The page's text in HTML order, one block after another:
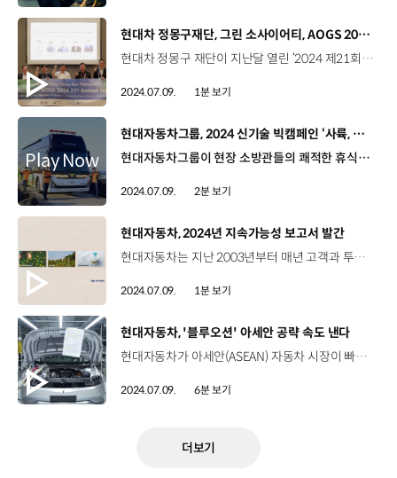
[동영상]
현대차 정몽구재단, 그린 소사이어티, AOGS 2024 세션 참가
현대차 정몽구 재단이 지난달 열린 ‘2024 제21회 아시아·오세아니아 지구과학총회(AOGS)’에서 지구과학계 전문가를 대상으로 ‘K-기후테크 스타트업 세션’을 개최했습니다. 이번 총회에서 현대차 정몽구 재단은 패널 세션 ‘랩 투 소사이어티: K- 기후테크 기업가형 연구자’를 진행했는데요, K-기후테크 인재 육성 및 사업화 프로젝트인 ‘그린 소사이어티’ 소개를 시작으로 기후테크 스타트업 3개 팀의 기술창업 경험 발표와 함께 패널토의와 질의응답 시간을 가졌습니다. 현대차 정몽구 재단은 우리 삶의 터전인 지구를 지속가능한 상태로 후손에게 물려줄 수 있도록 혁신 기후기술과 지구과학 발전에 지속적인 투자를 해 나갈 계획입니다.
2024.07.09. 1분 보기
[동영상]
현대자동차그룹, 2024 신기술 빅캠페인 ‘사륙, 사칠‘ 영상 공개
현대자동차그룹이 현장 소방관들의 쾌적한 휴식을 위한 소방관 회복지원 수소전기버스 이야기를 그린 캠페인 영상, ‘사륙, 사칠’을 공개했습니다. 영상의 제목인 ‘사륙, 사칠’은 ‘알겠나? 알았다’를 뜻하는 소방관들의 무전통신용어인데요, 이번 캠페인은 소방관들에게 회복지원 수소전기버스를 기증하는 프로젝트의 일환으로 현대자동차그룹과 소방청, 제주특별자치도간 협업으로 진행됐습니다. 선배 소방관이 후배 소방관에게 전하는 응원 편지 형식으로 구성된 캠페인 영상은 타인의 생명만큼 자신의 안전과 휴식 또한 중요하다는 내용을 담아냈는데요, 현직 소방관들이 출연하고, 강원소방본부 이창학 단장이 내레이션에 참여해 영상의 진정성을 더했습니다. 영상에 등장하는 회복지원차는 유니버스 FCEV를 기반으로 제작되어 제주소방본부에 배치된 8호차로 다양한 소방관들의 의견과 현대자동차그룹의 수소 기술이 만나 탄생했습니다. 수소연료전지 시스템이 탑재되어 소방관들이 휴식을 취할 때 외부 공기를 정화해 산소를 공급하고, 수소와 산소가 반응하여 생성한 전기로 차량을 운행합니다. 이 과정에서 별도의 배기가스 배출 없이 순수한 물 만을 배출하고 공회전 시에도 소음과 진동이 없는 쾌적한 상태를 유지할 수 있습니다. 현대자동차그룹은 ‘지속가능한 미래를 향한 올바른 움직임’이라는 사회책임 메시지 아래, 모빌리티 기술의 선한 활용을 보여주는 캠페인을 지속적으로 선보일 계획입니다.
2024.07.09. 2분 보기
[동영상]
현대자동차, 2024년 지속가능성 보고서 발간
현대자동차는 지난 2003년부터 매년 고객과 투자자 등 국내외 여러 이해관계자들과 적극적으로 소통하기 위해 지속가능성 보고서를 펴내고 있는데요, 환경, 사회, 지배구조 3개 파트로 구성된 이번 보고서는 철저히 검증된 콘텐츠와 데이터를 활용해 정보의 정확성과 신뢰성을 높이기 위해 노력했습니다. 현대자동차는 앞으로도 ESG 경영 내재화 노력을 통해 기업의 의무와 책임을 강화해 나갈 계획입니다.
2024.07.09. 1분 보기
[동영상]
현대자동차, '블루오션' 아세안 공략 속도 낸다
현대자동차가 아세안(ASEAN) 자동차 시장이 빠르게 변화하는 상황에서 인도네시아를 교두보로 삼아 아세안 지역 공략에 나섭니다. 정예은 리포터, 아세안 지역이 자동차 시장의 블루오션으로 떠오르고 있죠. 네, 아세안 지역은 차세대 자동차 시장 수요를 책임질 새로운 블루칩으로 주목받고 있는데요, 7억 명에 육박하는 내수시장에서 젊은 층을 중심으로 자동차 수요가 급증하고 있기 때문입니다. 자세한 내용 함께 보시죠 동남아국가연합, 아세안의 자동차 시장이 빠르게 변화하고 있습니다. 약 7억 명에 육박하는 아세안 인구의 평균 나이는 30세로 소비시장과 생산연령 인구 규모가 지속적으로 커지고 있는데요, 최근에는 젊은 층을 중심으로 합리적인 가격과 실용적인 사이즈를 갖춘 자동차 수요가 급증하고 있습니다. 그간 일본 자동차 제조사가 독점해온 시장이었지만, 최근 들어 전기차와 현지 특화 MPV 등 소비자가 선호하는 차종이 다양해지면서 한국과 중국 자동차 회사들이 앞다퉈 아세안 시장 공략에 공을 들이고 있습니다. 이러한 상황에서 현대자동차는 아세안 지역 내 자동차 판매 점유율 30%를 차지하는 인도네시아를 교두보로 삼아 아세안 시장 공략에 나섰습니다. 레이날디 세티아완 사장 / 현대자동차 딜러숍인도네시아에 현대자동차가 설립 된 이후 현재까지 고객들에게 좋은 인상과 영향을 미치고 있다고 생각합니다. 현대자동차는 더 새롭고 발전된 다양한 차종을 보유하고 있습니다. 그래서 고객들이 자동차를 구매할 때 선택의 폭이 넓어졌습니다. 현대자동차가 고객들에게 많은 영향과 좋은 인상을 주고 있다고 생각합니다. So I think since the first establishment of Huma brand Indonesia back then in 2020 now it is having a really good growth and good market share as well in Indonesia. So I think now what Hyundai did Indonesia is a really good strategy and we are having a lot of products to compete with other OEMs as well. 현대자동차는 2022년 9월 인도네시아 브카시 델타마스 공단에 현대자동차 아세안 최초 생산법인 HMMI를 준공하면서 아세안 시장 개척을 위한 행보를 이어왔는데요, HMMI는 가동 2년여 만에 해외 공장 가운데 유의미한 성과를 내고 있습니다. 김문구 실장/ 현대자동차 HMMI생산실현대자동차 인도네시아 공장은 연간 15만 대를 생산할 수 있고 증량 시 25만 대까지 생산을 할 수 있습니다. 현대자동차 인도네시아 공장은 22년 1월 크레타를 생산하고 그 이후 아이오닉 5, 싼타페, 스타게이저 등 4개 차종을 지금 생산하고 있고요. 이번에 코나 일렉트릭을 생산하게 되면 총 5개의 차종을 생산하게 됩니다. 품질 최우선으로 시장을 공략할 계획입니다. HMMI의 누적 판매대수는 올해 5월 말 기준 19만 2792대로 집계됐는데요, 6월 수치가 더해지면 상반기를 전후로 누적 20만 대 돌파가 유력한 상황입니다. HMMI의 성장세가 놀라운데요, 현대자동차그룹과 LG에너지솔루션이 건설한 배터리셀 합작공장인 HLI그린파워의 완공에 힘입어 아세안 시장 공략에 속도를 낼 수 있겠네요. 네, HLI그린파워에서 생산된 배터리는 오는 17일 인도네시아에 출시되는 ‘디 올 뉴 코나 일렉트릭’에 처음으로 탑재되는데요, 이를 통해 현대자동차가 인도네시아에 진출한 완성차 업체 중 최초로 전기차 배터리셀부터 완성차까지 현지 일괄 생산체제를 갖춘 유일한 기업이 된다는 점에서 그 의미가 큽니다. 현대자동차는 지난해 7,475대의 전기차를 판매하며 인도네시아 시장 점유율 1위를 기록했지만 올해 들어 중국 기업들의 추격이 거세지면서 경쟁이 치열해지고 있습니다. 이러한 상황에서 현대자동차는 인도네시아에서 생산한 배터리를 탑재한 코나 일렉트릭을 인도네시아의 대표 전기차로 육성한다는 전략입니다. 배터리 현지 생산을 통해 본격적인 전기차 생태계를 구축하면서 물류비도 줄이고 배터리 공급 납기일까지 단축시켜 전기차 생산 효율을 크게 향상시킬 수 있는데요, 중장기적으로 인도네시아 생산 밸류체인을 구축하면서 ‘현대자동차는 현지화된 차량’이라는 이미지를 줄 수 있다는 점에서도 기대감을 모으고 있습니다. 레이날디 세티아완 사장 / 현대자동차 딜러숍현대자동차는 인도네시아 전기차 시장에서 선구자적인 역할을 했습니다. 현대자동차는 특히 공공장소에 많은 충전소를 제공하는 등 다양한 전기차 생태계를 구축하고 있습니다. 인도네시아 공장에서 배터리 생산을 시작한 건 지금 시점에서 정말 중요하다고 생각합니다. 국내 생산이 인도네시아 고객들에게 신뢰를 줄 수 있을 거라고 생각합니다.I think regarding the EV market Indonesia I think the pioneer of EV product in India is Hyundai. Hyundai is having a complex ecosystem they provide a lot of charging stations especially in the public places. So I think now the next milestone is having a local factory in here producing the battery. I think it is giving a lot of peace of mind to the customers. 한편 현대자동차는 2017년 베트남 탄콩그룹과 베트남 닌빈성에 생산 합작법인 ‘HTMV’를 설립한 데 이어 2022년 9월에는 HTMV 2공장을 준공하는 등 판매에 박차를 가하고 있는데요, 지난해 11월에는 싱가포르 서부 주롱 혁신지구에서 제조 설비, 연구개발(RD) 공간, 고객 체험 시설을 갖춘 HMGICS를 구축하며 아세안 벨트 조성에 속도를 내고 있습니다. 아세안 자동차 시장 공략을 위한 현대자동차의 꾸준한 노력이 결실을 맺고 있는 것 같은데요. 이번 HLI그린파워 준공으로 인도네시아 현지 일괄 생산체제를 구축한 것이 더욱 중요한 의미로 다가오네요. 네, 인도네시아 정부는 전기차 홀짝제 면제 정책과 더불어 2030년까지 전기차 생산량을 연 60만 대 규모로 늘린다는 계획을 발표하기도 했는데요, 각국 정부의 전기차 지원 정책에 힘입어 현대자동차가 아세안 지역 공략에 속도를 낼 수 있을 것으로 예상됩니다. 인도네시아 현지 일괄 생산체제를 구축한 현대자동차가 인도네시아를 넘어 아세안 자동차 시장에서도 글로벌 경쟁력을 보여주길 기대하겠습니다. 오늘 소식 전해주셔서 고맙습니다.
2024.07.09. 6분 보기
더보기